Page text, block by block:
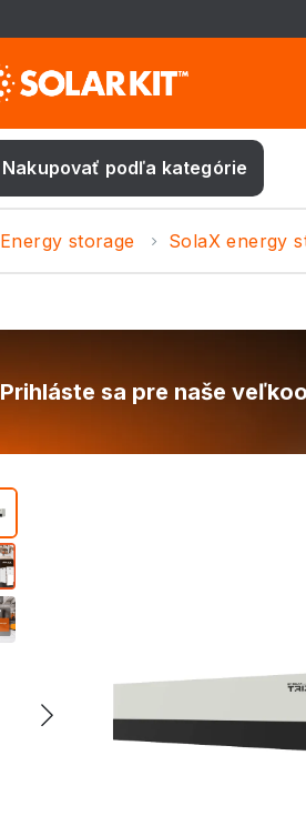
Nakupovať podľa kategórie
Energy storage SolaX energy
Prihláste sa pre naše